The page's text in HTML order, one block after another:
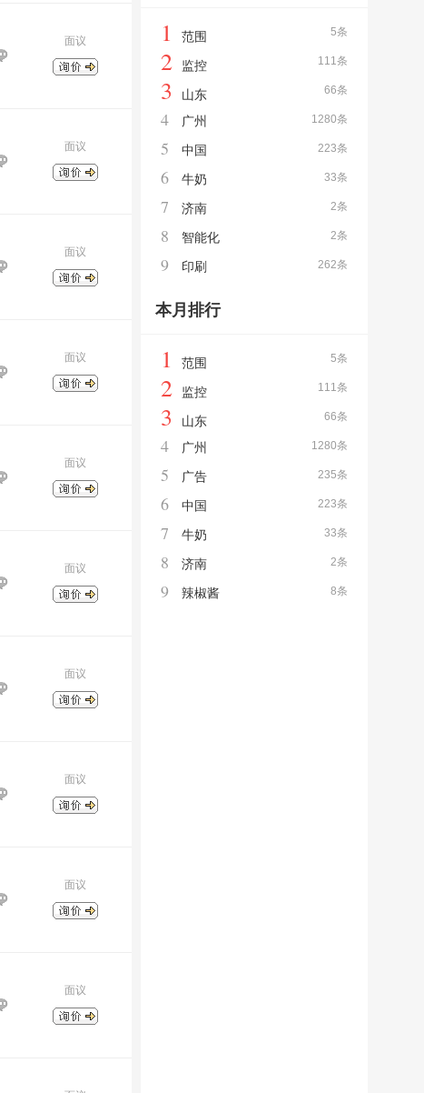
面议
面议
面议
面议
面议
面议
面议
面议
面议
面议
5条
1 范围
111条
2 监控
66条
3 山东
1280条
4 广州
223条
5 中国
33条
6 牛奶
2条
7 济南
2条
8 智能化
262条
9 印刷
本月排行
5条
1 范围
111条
2 监控
66条
3 山东
1280条
4 广州
235条
5 广告
223条
6 中国
33条
7 牛奶
2条
8 济南
8条
9 辣椒酱